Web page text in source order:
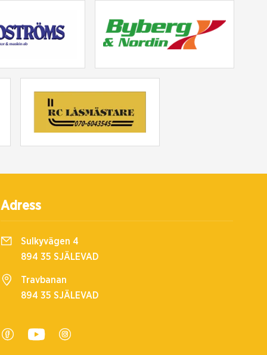
Adress
Sulkyvägen 4
894 35 SJÄLEVAD
Travbanan
894 35 SJÄLEVAD